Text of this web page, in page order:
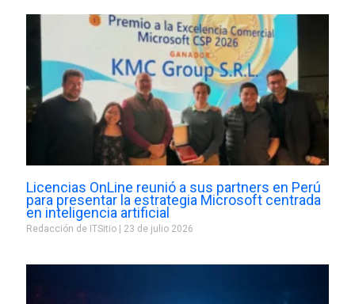
Licencias OnLine reunió a sus partners en Perú
para presentar la estrategia Microsoft centrada
en inteligencia artificial
Redacción de ITSitio 23 de julio 2026